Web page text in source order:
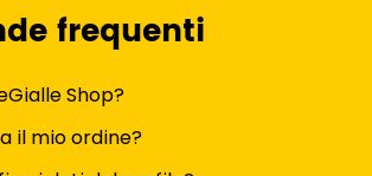
frequenti
Shop?
il mio ordine?